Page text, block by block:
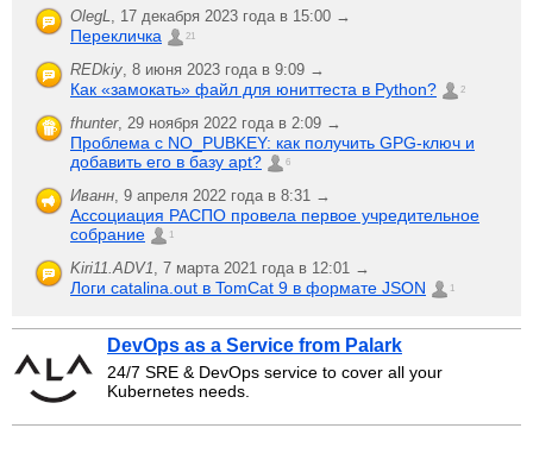
OlegL 17 декабря 2023 года в 15:00 →
Перекличка 21
REDkiy 8 июня 2023 года в 9:09 →
Как «замокать» файл для юниттеста в Python? 2
fhunter, 29 ноября 2022 года в 2:09 →
Проблема с NO_PUBKEY: как получить GPG-ключ и
добавить его в базу apt?
6
Иванн 9 апреля 2022 года в 8:31 →
Ассоциация РАСПО провела первое учредительное
собрание
1
Kiri11.ADV1 7 марта 2021 года в 12:01 →
Логи catalina.out в TomCat 9 в формате JSON 1
DevOps as a Service from Palark
24/7 SRE & DevOps service to cover all your
Kubernetes needs.